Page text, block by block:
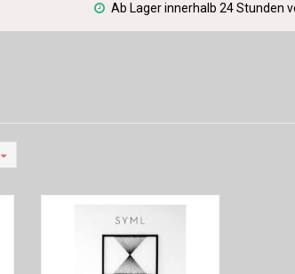
Ab Lager innerhalb 24 Stunden